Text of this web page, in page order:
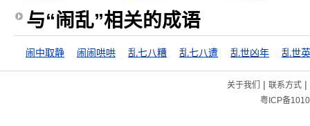
与“闹乱”相关的成语
闹中取静 闹闹哄哄 乱七八糟 乱七八遭 乱世凶年 乱世
关于我们 | 联系方式|
粤ICP备